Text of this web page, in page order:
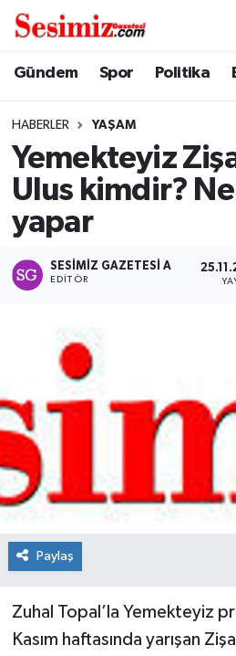
Gündem Spor Politika
HABERLER YAŞAM
Yemekteyiz
Ulus kimdir?
yapar
SESIMIZ GAZETESI A
EDITÖR
Paylaş
Zuhal Topal’la Yemekteyiz
Kasım haftasında yarışan
Dünya
Ekonomi
Gündem
Politika
Sağlık
Spor
Teknoloji
Nöbetçi Eczaneler
Namaz Vakitleri
Süper Lig Puan Durumu
Son Dakika Haberleri
Haber Arşivi